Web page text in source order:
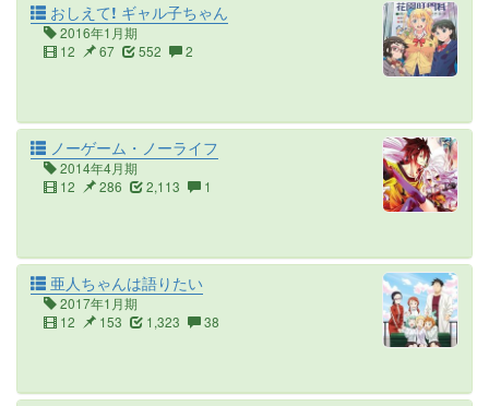
おしえて! ギャル子ちゃん
2016年1月期
12
67 552 2
ノーゲーム・ノーライフ
2014年4月期
12
286 2,113 1
亜人ちゃんは語りたい
2017年1月期
12
153 1,323 38